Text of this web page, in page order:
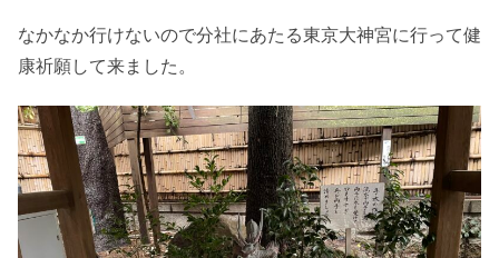
なかなか行けないので分社にあたる東京大神宮に行って健
康祈願して来ました。